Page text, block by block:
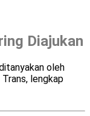
Diajukan
oleh
lengkap